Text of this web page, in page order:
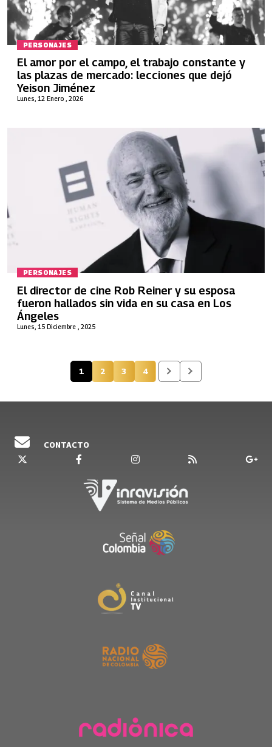
PERSONAJES
Lunes, 12 Enero , 2026
El amor por el campo, el trabajo constante y
las plazas de mercado: lecciones que dejó
Yeison Jiménez
PERSONAJES
Lunes, 15 Diciembre , 2025
El director de cine Rob Reiner y su esposa
fueron hallados sin vida en su casa en Los
Ángeles
Página actual
1 Página
2 Página
3 Página
4
CONTACTO